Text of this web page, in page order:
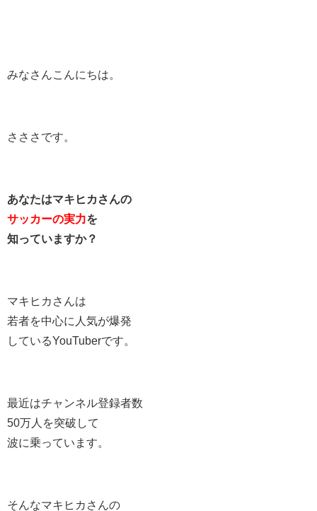
みなさんこんにちは。
さささです。
あなたはマキヒカさんの
サッカーの実力を
知っていますか？
マキヒカさんは
若者を中心に人気が爆発
しているYouTuberです。
最近はチャンネル登録者数
50万人を突破して
波に乗っています。
そんなマキヒカさんの